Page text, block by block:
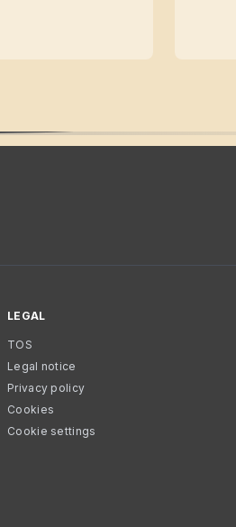
LEGAL
TOS
Legal notice
Privacy policy
Cookies
Cookie settings